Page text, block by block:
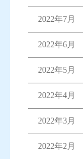
2022年7月
2022年6月
2022年5月
2022年4月
2022年3月
2022年2月